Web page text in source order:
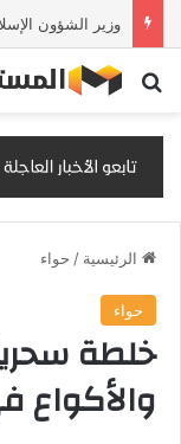
بحث عن
الرئيسية / حواء
حواء
خلطة